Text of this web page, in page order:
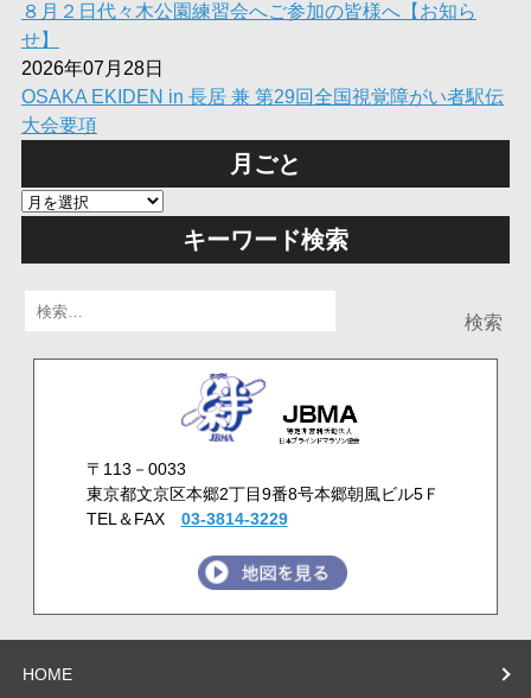
８月２日代々木公園練習会へご参加の皆様へ【お知ら
せ】
2026年07月28日
OSAKA EKIDEN in 長居 兼 第29回全国視覚障がい者駅伝
大会要項
月ごと
キーワード検索
〒113－0033
東京都文京区本郷2丁目9番8号本郷朝風ビル5Ｆ
TEL＆FAX 03-3814-3229
HOME